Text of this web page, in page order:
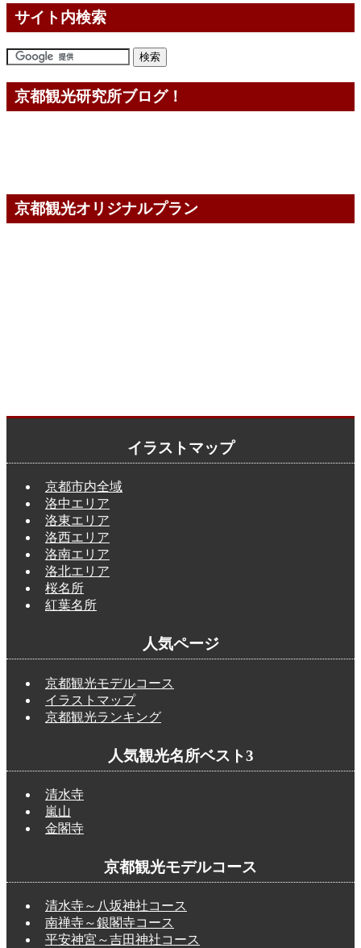
サイト内検索
京都観光研究所ブログ！
京都観光オリジナルプラン
イラストマップ
京都市内全域
洛中エリア
洛東エリア
洛西エリア
洛南エリア
洛北エリア
桜名所
紅葉名所
人気ページ
京都観光モデルコース
イラストマップ
京都観光ランキング
人気観光名所ベスト3
清水寺
嵐山
金閣寺
京都観光モデルコース
清水寺～八坂神社コース
南禅寺～銀閣寺コース
平安神宮～吉田神社コース